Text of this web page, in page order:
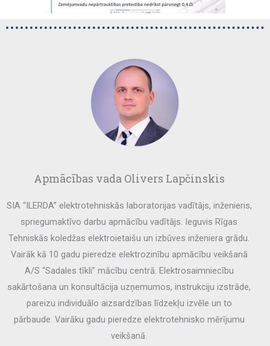
Apmācības vada Olivers Lapčinskis
SIA “ILERDA” elektrotehniskās laboratorijas vadītājs, inženieris,
spriegumaktīvo darbu apmācību vadītājs. Ieguvis Rīgas
Tehniskās koledžas elektroietaišu un izbūves inženiera grādu.
Vairāk kā 10 gadu pieredze elektrozinību apmācību veikšanā
A/S “Sadales tīkli” mācību centrā. Elektrosaimniecību
sakārtošana un konsultācija uzņemumos, instrukciju izstrāde,
pareizu individuālo aizsardzības līdzekļu izvēle un to
pārbaude. Vairāku gadu pieredze elektrotehnisko mērījumu
veikšanā.